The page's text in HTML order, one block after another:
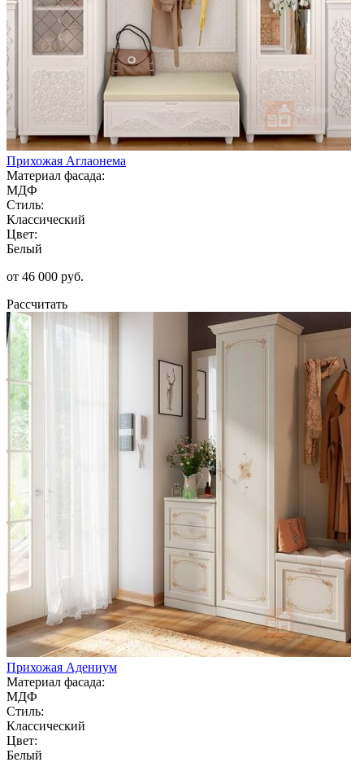
Прихожая Аглаонема
Материал фасада:
МДФ
Стиль:
Классический
Цвет:
Белый
от 46 000 руб.
Рассчитать
Прихожая Адениум
Материал фасада:
МДФ
Стиль:
Классический
Цвет:
Белый